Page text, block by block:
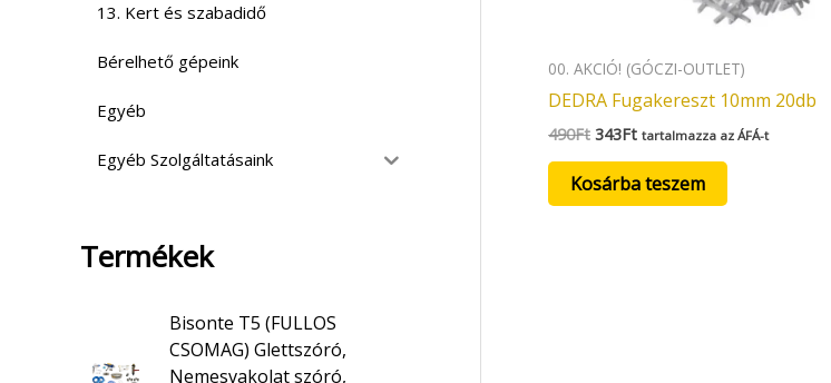
13. Kert és szabadidő
Bérelhető gépeink
Egyéb
Egyéb Szolgáltatásaink
Termékek
Bisonte T5 (FULLOS
CSOMAG) Glettszóró,
Nemesvakolat szóró,
00. AKCIÓ! (GÓCZI-OUTLET)
DEDRA Fugakereszt 10mm 20db
490Ft 343Ft tartalmazza az ÁFÁ-t
Kosárba teszem